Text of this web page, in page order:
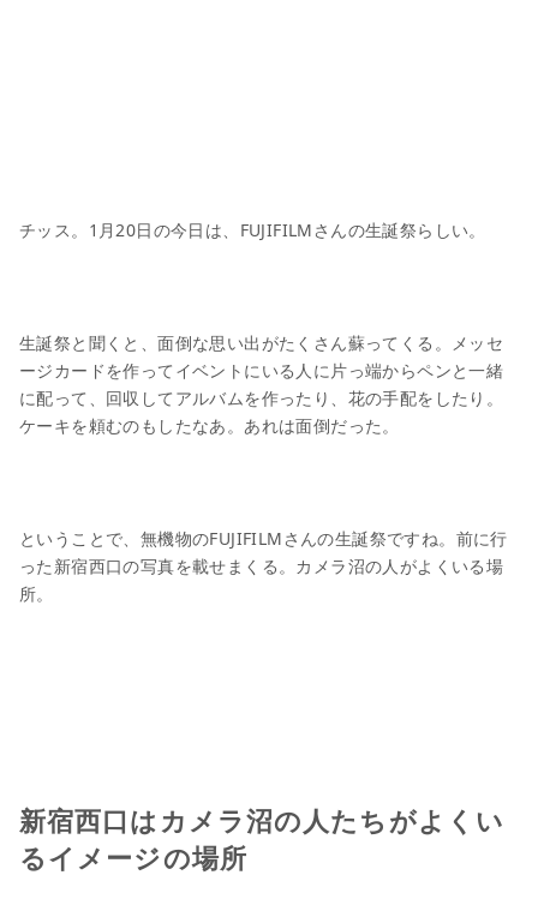
チッス。1月20日の今日は、FUJIFILMさんの生誕祭らしい。
生誕祭と聞くと、面倒な思い出がたくさん蘇ってくる。メッセ
ージカードを作ってイベントにいる人に片っ端からペンと一緒
に配って、回収してアルバムを作ったり、花の手配をしたり。
ケーキを頼むのもしたなあ。あれは面倒だった。
ということで、無機物のFUJIFILMさんの生誕祭ですね。前に行
った新宿西口の写真を載せまくる。カメラ沼の人がよくいる場
所。
新宿西口はカメラ沼の人たちがよくい
るイメージの場所